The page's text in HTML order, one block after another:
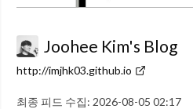
Joohee Kim's Blog
http://imjhk03.github.io
최종 피드 수집: 2026-08-05 02:17